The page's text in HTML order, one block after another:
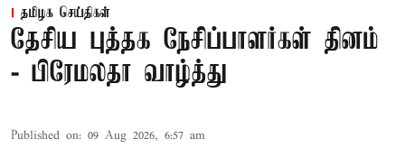
தமிழக செய்திகள்
தேசிய புத்தக நேசிப்பாளர்கள் தினம்
- பிரேமலதா வாழ்த்து
Published on: 09 Aug 2026, 6:57 am